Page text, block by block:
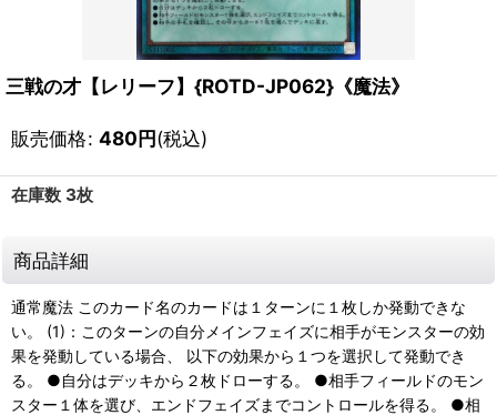
三戦の才【レリーフ】{ROTD-JP062}《魔法》
販売価格: 480円(税込)
在庫数 3枚
商品詳細
通常魔法 このカード名のカードは１ターンに１枚しか発動できな
い。 (1)：このターンの自分メインフェイズに相手がモンスターの効
果を発動している場合、 以下の効果から１つを選択して発動でき
る。 ●自分はデッキから２枚ドローする。 ●相手フィールドのモン
スター１体を選び、エンドフェイズまでコントロールを得る。 ●相